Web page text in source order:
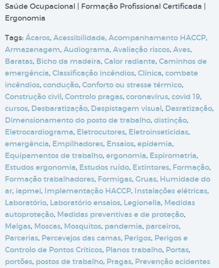
Saúde Ocupacional | Formação Profissional Certificada |
Ergonomia
Tags: Ácaros, Acessibilidade, Acompanhamento HACCP,
Armazenagem, Audiograma, Avaliação riscos, Aves,
Baratas, Bicho da madeira, Calor radiante, Caminhos de
emergência, Classificação incêndios, Clínica, combate
incêndios, condução, Conforto ou stresse térmico,
Construção civil, Controlo pragas, coronavírus, covid 19,
cursos, Desbaratização, Despistagem visual, Desratização,
Dimensionamento do posto de trabalho, distinção,
Eletrocardiograma, Eletrocutores, Eletroinseticidas,
emergência, Empilhadores, Ensaios, epidemia,
Equipamentos de trabalho, ergonomia, Espirometria,
Estudos ergonomia, Estudos ruído, Extintores, Formação,
Formação trabalhadores, Formigas, Gruas, Humidade do
ar, iapmei, Implementação HACCP, Instalações elétricas,
Laboratório, Laboratório ensaios, Legionella, Medidas
autoproteção, Medidas preventivas e de proteção,
Melgas, Moscas, Mosquitos, pandemia, parceiros,
Parcerias, Percevejos das camas, Perigos, Perigos e
Controlo de Pontos Críticos, Planos trabalho, Portas,
portões, postos de trabalho, Pragas, Prevenção acidentes